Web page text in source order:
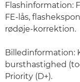
Flashinformation:
FE-lås,
rødøje-korrektion.
Billedinformation:
bursthastighed
Priority (D+).